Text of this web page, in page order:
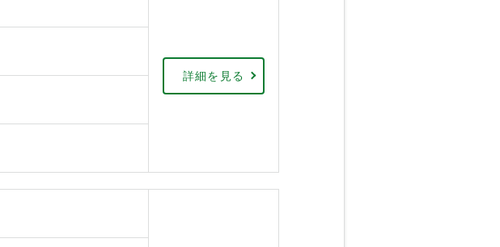
詳細を見る